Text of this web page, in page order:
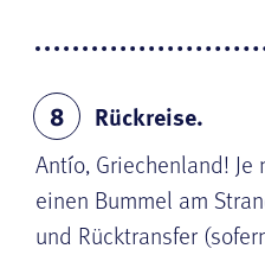
8
Rückreise.
Antío, Griechenland! Je
einen Bummel am
und Rücktransfer